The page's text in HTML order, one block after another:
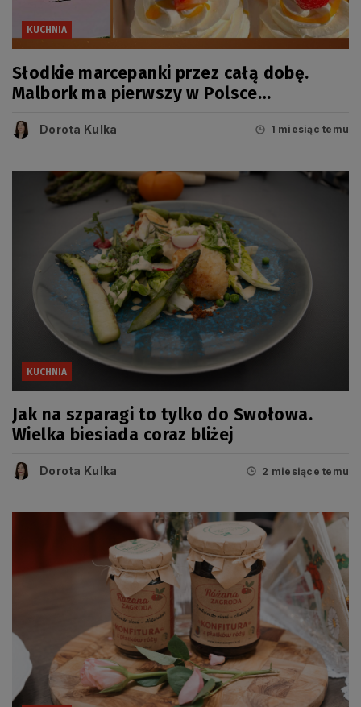
KUCHNIA
Słodkie marcepanki przez całą dobę.
Malbork ma pierwszy w Polsce
Dorota Kulka 1 miesiąc temu
KUCHNIA
Jak na szparagi to tylko do Swołowa.
Wielka biesiada coraz bliżej
Dorota Kulka 2 miesiące temu